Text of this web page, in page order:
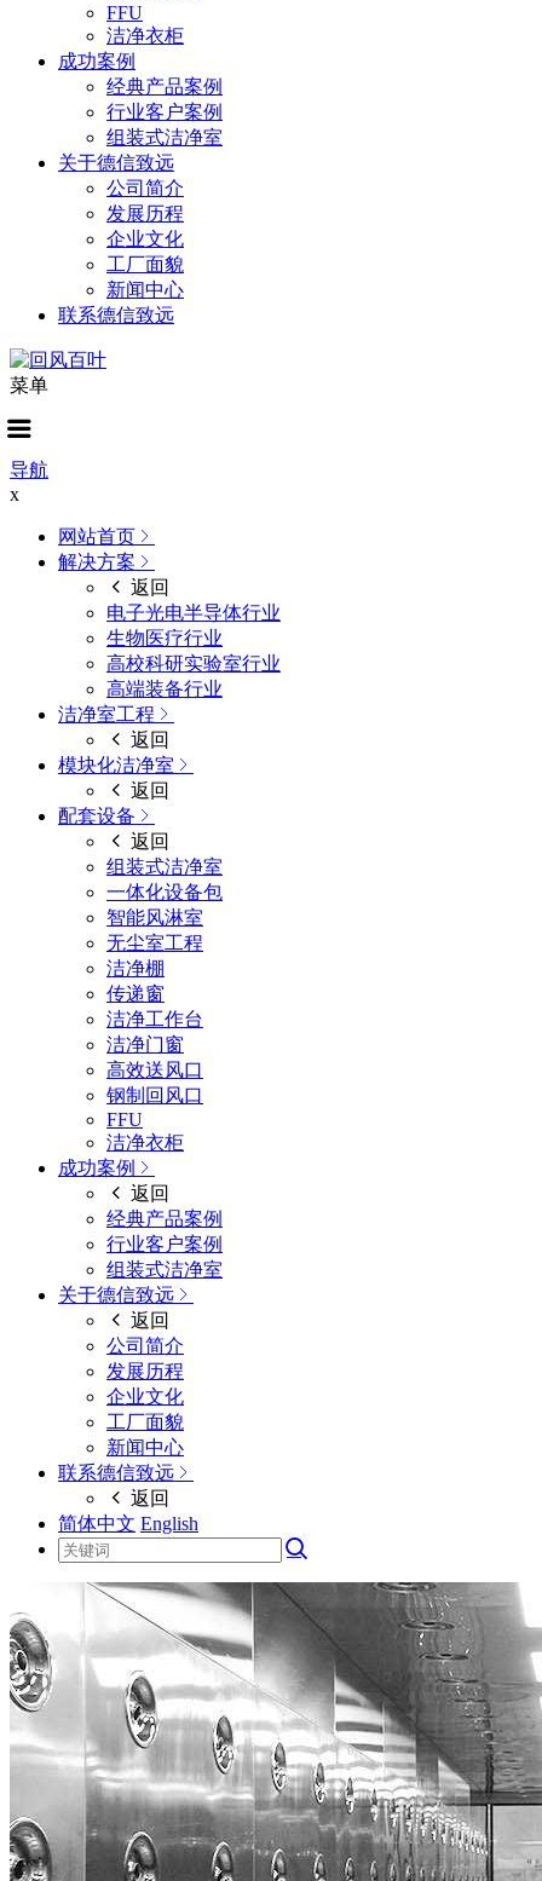
FFU
洁净衣柜
成功案例
经典产品案例
行业客户案例
组装式洁净室
关于德信致远
公司简介
发展历程
企业文化
工厂面貌
新闻中心
联系德信致远
菜单
导航
x
网站首页
解决方案
返回
电子光电半导体行业
生物医疗行业
高校科研实验室行业
高端装备行业
洁净室工程
返回
模块化洁净室
返回
配套设备
返回
组装式洁净室
一体化设备包
智能风淋室
无尘室工程
洁净棚
传递窗
洁净工作台
洁净门窗
高效送风口
钢制回风口
FFU
洁净衣柜
成功案例
返回
经典产品案例
行业客户案例
组装式洁净室
关于德信致远
返回
公司简介
发展历程
企业文化
工厂面貌
新闻中心
联系德信致远
返回
简体中文 English